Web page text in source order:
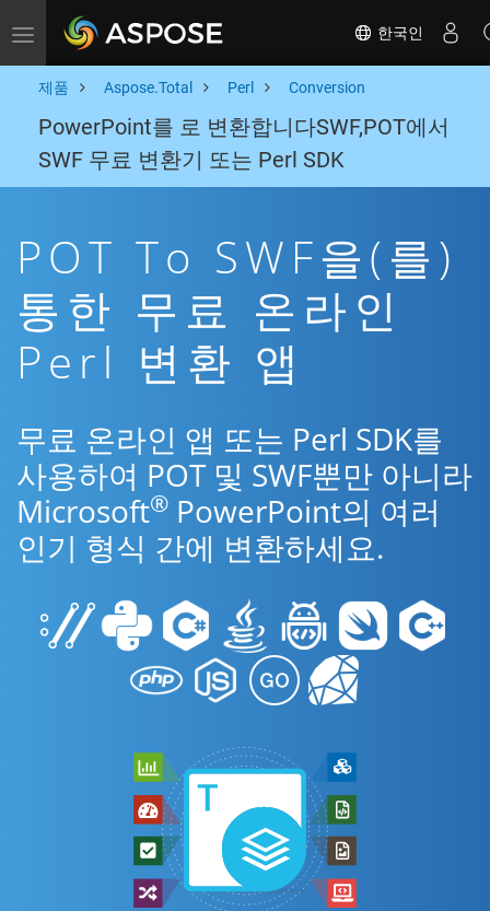
Toggle navigation 한국인
제품 Aspose.Total Perl Conversion
PowerPoint를 로 변환합니다SWF,POT에서
SWF 무료 변환기 또는 Perl SDK
POT To SWF을(를)
통한 무료 온라인
Perl 변환 앱
무료 온라인 앱 또는 Perl SDK를
사용하여 POT 및 SWF뿐만 아니라
Microsoft® PowerPoint의 여러
인기 형식 간에 변환하세요.